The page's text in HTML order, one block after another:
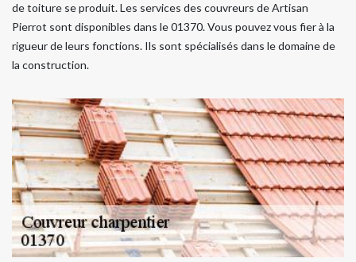
de toiture se produit. Les services des couvreurs de Artisan
Pierrot sont disponibles dans le 01370. Vous pouvez vous fier à la
rigueur de leurs fonctions. Ils sont spécialisés dans le domaine de
la construction.